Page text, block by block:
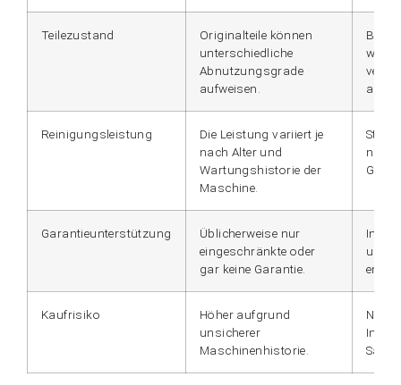
Teilezustand
Originalteile können
unterschiedliche
Abnutzungsgrade
aufweisen.
Bei
Reinigungsleistung
Die Leistung variiert je
nach Alter und
Wartungshistorie der
Maschine.
Garantieunterstützung
Üblicherweise nur
eingeschränkte oder
gar keine Garantie.
In
und
Kaufrisiko
Höher aufgrund
unsicherer
Maschinenhistorie.